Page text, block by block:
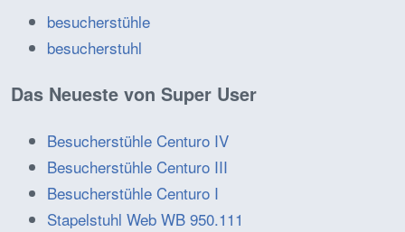
besucherstühle
besucherstuhl
Das Neueste von Super User
Besucherstühle Centuro IV
Besucherstühle Centuro III
Besucherstühle Centuro I
Stapelstuhl Web WB 950.111